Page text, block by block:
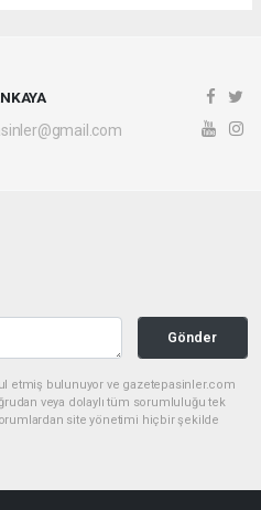
Gönder
etmiş bulunuyor ve gazetepasinler.com
veya dolaylı tüm sorumluluğu tek
site yönetimi hiçbir şekilde